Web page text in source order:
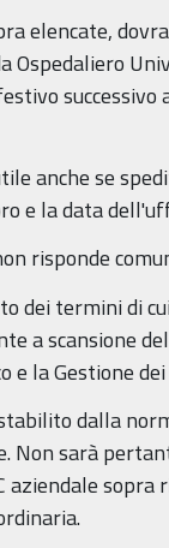
elencate,
Ospedaliero
anche se
e la data
risponde
dei termini di
a scansione
la Gestione
dalla
sarà